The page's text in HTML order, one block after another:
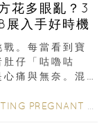
花多眼亂？3
展入手好時機
。每當看到寶
仔「咕嚕咕
痛與無奈。混
PREGNANT